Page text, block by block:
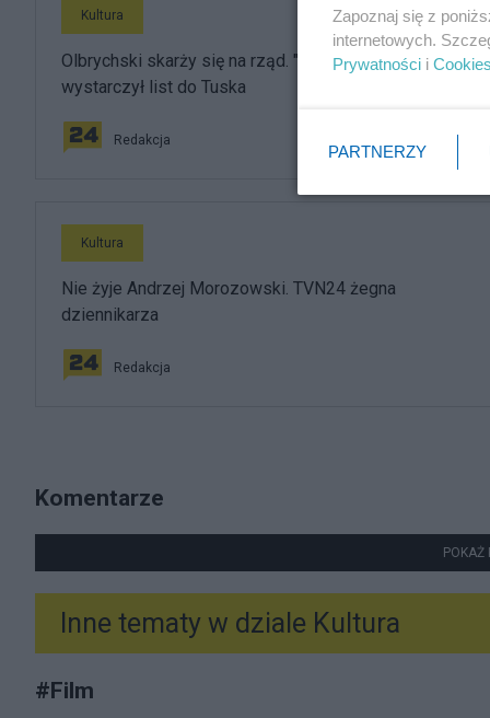
Kultura
Olbrychski skarży się na rząd. "Napluł mi w twarz", ale
wystarczył list do Tuska
Redakcja
Kultura
Nie żyje Andrzej Morozowski. TVN24 żegna
dziennikarza
Redakcja
Komentarze
POKAŻ
Inne tematy w dziale Kultura
#Film
Zapoznaj się z
internetowych.
Prywatności i Cookies
PARTNERZY